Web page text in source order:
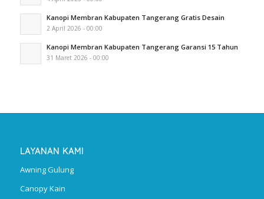
Kanopi Membran Kabupaten Tangerang Gratis Desain
2 April 2026 - 00:00
Kanopi Membran Kabupaten Tangerang Garansi 15 Tahun
31 Maret 2026 - 00:00
LAYANAN KAMI
Awning Gulung
Canopy Kain